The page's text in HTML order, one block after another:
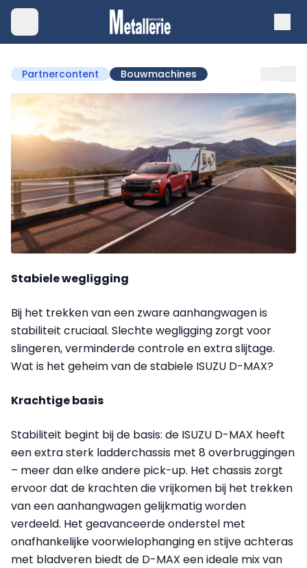
Partnercontent Bouwmachines
Stabiele wegligging
Bij het trekken van een zware aanhangwagen is
stabiliteit cruciaal. Slechte wegligging zorgt voor
slingeren, verminderde controle en extra slijtage.
Wat is het geheim van de stabiele ISUZU D-MAX?
Krachtige basis
Stabiliteit begint bij de basis: de ISUZU D-MAX heeft
een extra sterk ladderchassis met 8 overbruggingen
– meer dan elke andere pick-up. Het chassis zorgt
ervoor dat de krachten die vrijkomen bij het trekken
van een aanhangwagen gelijkmatig worden
verdeeld. Het geavanceerde onderstel met
onafhankelijke voorwielophanging en stijve achteras
met bladveren biedt de D-MAX een ideale mix van